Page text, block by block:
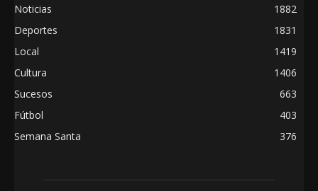
Noticias
1882
Deportes
1831
Local
1419
Cultura
1406
Sucesos
663
Fútbol
403
Semana Santa
376